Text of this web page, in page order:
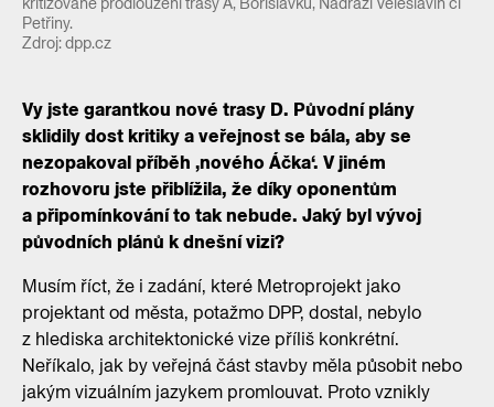
Petřiny.
Zdroj: dpp.cz
Vy jste garantkou nové trasy D. Původní plány
sklidily dost kritiky a veřejnost se bála, aby se
nezopakoval příběh ‚nového Áčka‘. V jiném
rozhovoru jste přiblížila, že díky oponentům
a připomínkování to tak nebude. Jaký byl vývoj
původních plánů k dnešní vizi?
Musím říct, že i zadání, které Metroprojekt jako
projektant od města, potažmo DPP, dostal, nebylo
z hlediska architektonické vize příliš konkrétní.
Neříkalo, jak by veřejná část stavby měla působit nebo
jakým vizuálním jazykem promlouvat. Proto vznikly